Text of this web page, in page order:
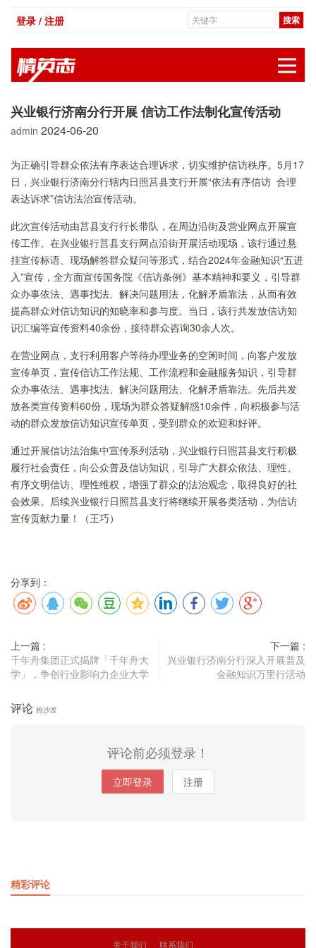
登录 / 注册
兴业银行济南分行开展 信访工作法制化宣传活动
admin 2024-06-20
为正确引导群众依法有序表达合理诉求，切实维护信访秩序。5月17
日，兴业银行济南分行辖内日照莒县支行开展“依法有序信访 合理
表达诉求”信访法治宣传活动。
此次宣传活动由莒县支行行长带队，在周边沿街及营业网点开展宣
传工作。在兴业银行莒县支行网点沿街开展活动现场，该行通过悬
挂宣传标语、现场解答群众疑问等形式，结合2024年金融知识“五进
入”宣传，全方面宣传国务院《信访条例》基本精神和要义，引导群
众办事依法、遇事找法、解决问题用法，化解矛盾靠法，从而有效
提高群众对信访知识的知晓率和参与度。当日，该行共发放信访知
识汇编等宣传资料40余份，接待群众咨询30余人次。
在营业网点，支行利用客户等待办理业务的空闲时间，向客户发放
宣传单页，宣传信访工作法规、工作流程和金融服务知识，引导群
众办事依法、遇事找法、解决问题用法、化解矛盾靠法。先后共发
放各类宣传资料60份，现场为群众答疑解惑10余件，向积极参与活
动的群众发放信访知识宣传单页，受到群众的欢迎和好评。
通过开展信访法治集中宣传系列活动，兴业银行日照莒县支行积极
履行社会责任，向公众普及信访知识，引导广大群众依法、理性、
有序文明信访、理性维权，增强了群众的法治观念，取得良好的社
会效果。后续兴业银行日照莒县支行将继续开展各类活动，为信访
宣传贡献力量！（王巧）
分享到：
上一篇 :
千年舟集团正式揭牌「千年舟大
学」，争创行业影响力企业大学
下一篇 :
兴业银行济南分行深入开展普及
金融知识万里行活动
评论 抢沙发
评论前必须登录！
立即登录 注册
精彩评论
关于我们 联系我们